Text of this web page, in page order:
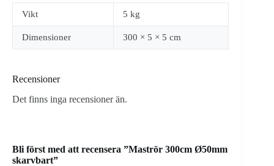
Vikt 5 kg
Dimensioner 300 × 5 × 5 cm
Recensioner
Det finns inga recensioner än.
Bli först med att recensera ”Maströr 300cm Ø50mm
skarvbart”